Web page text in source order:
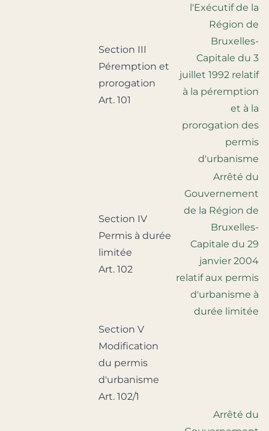
Section III
Péremption et
prorogation
Art. 101
l'Exécutif de la
Région de
Bruxelles-
Capitale du 3
juillet 1992 relatif
à la péremption
et à la
prorogation des
permis
d'urbanisme
Section IV
Permis à durée
limitée
Art. 102
Arrêté du
Gouvernement
de la Région de
Bruxelles-
Capitale du 29
janvier 2004
relatif aux permis
d'urbanisme à
durée limitée
Section V
Modification
du permis
d'urbanisme
Art. 102/1
Arrêté du